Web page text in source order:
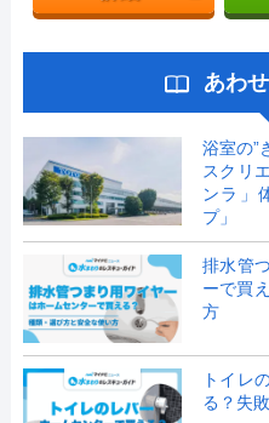
あわ
浴室の”
スクリ
ンラ」
プ」
排水管
ーで買
方
トイレ
る？失